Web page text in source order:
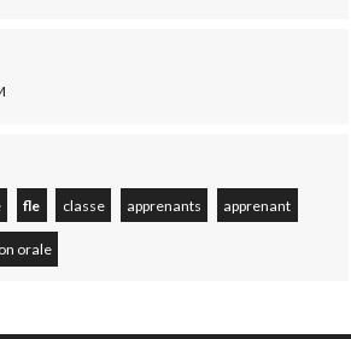
fle classe apprenants apprenant
orale